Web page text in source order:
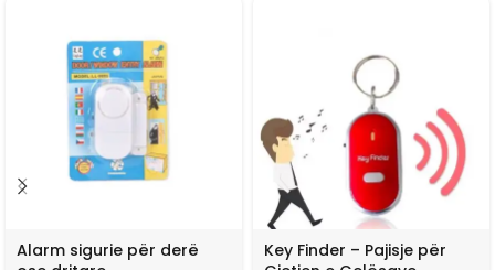
Alarm sigurie për derë
Key Finder – Pajisje për